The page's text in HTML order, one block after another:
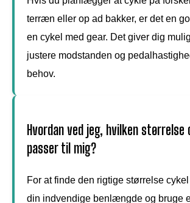
terræn eller op ad bakker, er det en
en cykel med gear. Det giver dig
justere modstanden og
behov.
Hvordan ved jeg, hvilken størrelse
passer til mig?
For at finde den rigtige størrelse
din indvendige benlængde og bruge